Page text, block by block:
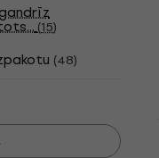
(15)
(48)